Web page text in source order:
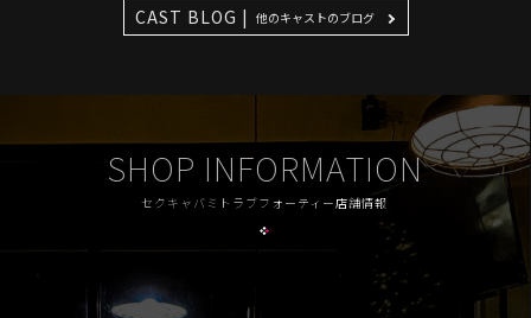
CAST BLOG | 他のキャストのブログ
SHOP INFORMATION
セクキャバミトラブフォーティー店舗情報